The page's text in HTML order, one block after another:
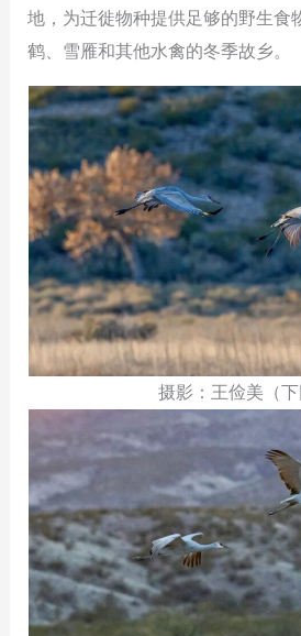
地，为迁徙物种提供足够的野生食
鹤、雪雁和其他水禽的冬季故乡。
摄影：王俭美（下